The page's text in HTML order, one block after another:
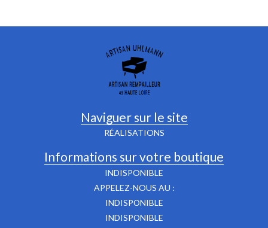
Naviguer sur le site
RÉALISATIONS
Informations sur votre boutique
INDISPONIBLE
APPELEZ-NOUS AU :
INDISPONIBLE
INDISPONIBLE